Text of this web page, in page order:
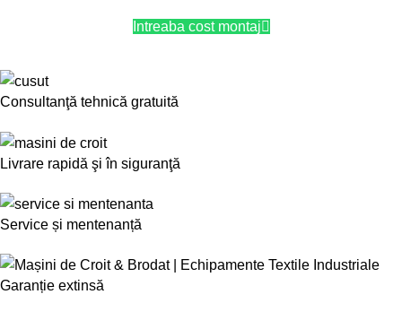
Intreaba cost montaj
Consultanţă tehnică gratuită
Livrare rapidă şi în siguranţă
Service și mentenanță
Garanție extinsă